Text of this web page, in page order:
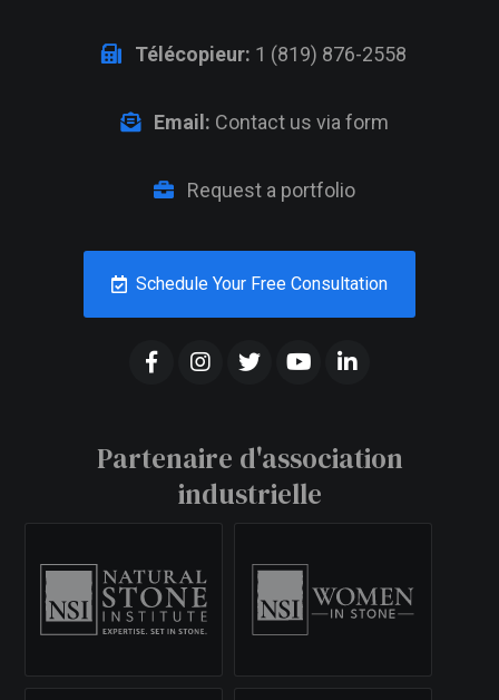
Télécopieur: 1 (819) 876-2558
Email: Contact us via form
Request a portfolio
Schedule Your Free Consultation
Partenaire d'association
industrielle